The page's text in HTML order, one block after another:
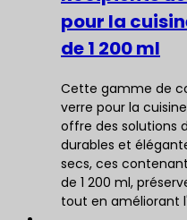
pour la
de 1 200 ml
Cette gamme de
verre pour la
offre des solutions
durables et
secs, ces
de 1 200 ml,
tout en améliorant